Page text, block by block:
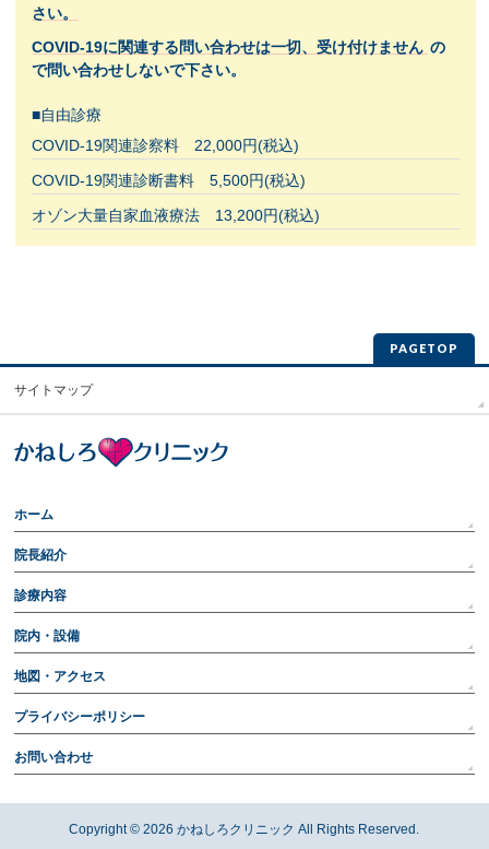
さい。
COVID-19に関連する問い合わせは一切、受け付けません の
で問い合わせしないで下さい。
■自由診療
COVID-19関連診察料 22,000円(税込)
COVID-19関連診断書料 5,500円(税込)
オゾン大量自家血液療法 13,200円(税込)
PAGETOP
サイトマップ
ホーム
院長紹介
診療内容
院内・設備
地図・アクセス
プライバシーポリシー
お問い合わせ
Copyright © 2026かねしろクリニック All Rights Reserved.